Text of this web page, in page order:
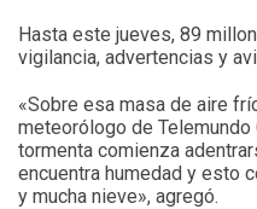
Hasta este jueves, 89
vigilancia, advertencias y
«Sobre esa masa de aire
meteorólogo de
tormenta comienza
encuentra humedad y esto
y mucha nieve», agregó.